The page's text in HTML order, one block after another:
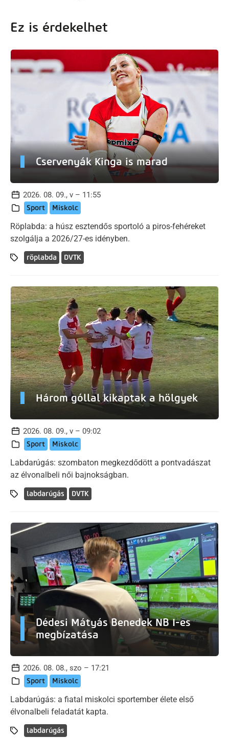
Ez is érdekelhet
Cservenyák Kinga is marad
2026. 08. 09., v – 11:55
Sport Miskolc
Röplabda: a húsz esztendős sportoló a piros-fehéreket
szolgálja a 2026/27-es idényben.
röplabda DVTK
Három góllal kikaptak a hölgyek
2026. 08. 09., v – 09:02
Sport Miskolc
Labdarúgás: szombaton megkezdődött a pontvadászat
az élvonalbeli női bajnokságban.
labdarúgás DVTK
Dédesi Mátyás Benedek NB I-es
megbízatása
2026. 08. 08., szo – 17:21
Sport Miskolc
Labdarúgás: a fiatal miskolci sportember élete első
élvonalbeli feladatát kapta.
labdarúgás